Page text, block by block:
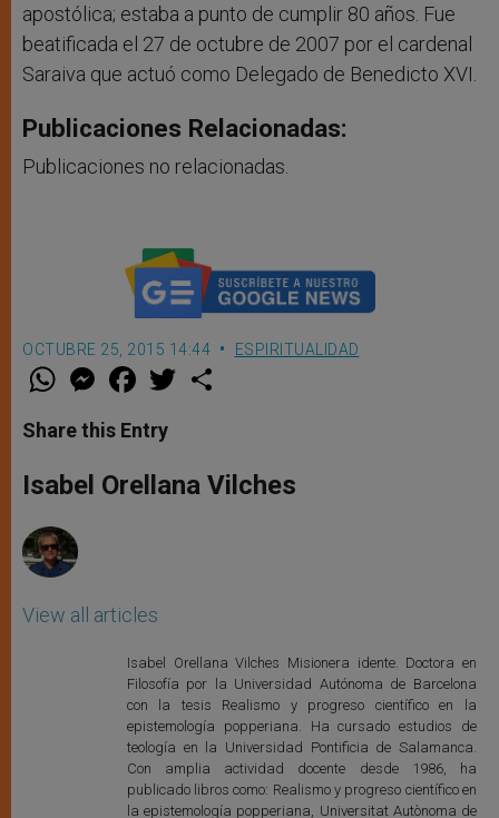
apostólica; estaba a punto de cumplir 80 años. Fue
beatificada el 27 de octubre de 2007 por el cardenal
Saraiva que actuó como Delegado de Benedicto XVI.
Publicaciones Relacionadas:
Publicaciones no relacionadas.
OCTUBRE 25, 2015 14:44 ESPIRITUALIDAD
W
t
s
p
p
M
e
s
e
g
e
F
a
e
b
o
k
w
r
Share this Entry
Isabel Orellana Vilches
View all articles
Isabel Orellana Vilches Misionera idente. Doctora en
Filosofía por la Universidad Autónoma de Barcelona
con la tesis Realismo y progreso científico en la
epistemología popperiana. Ha cursado estudios de
teología en la Universidad Pontificia de Salamanca.
Con amplia actividad docente desde 1986, ha
publicado libros como: Realismo y progreso científico en
la epistemología popperiana, Universitat Autònoma de